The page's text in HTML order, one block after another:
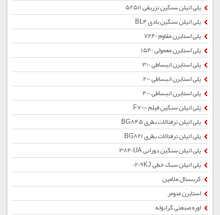
پلی اتیلن سنگین تزریقی 52511
پلی اتیلن سنگین بادی BL4
پلی استایرن مقاوم 7240
پلی استایرن معمولی 1540
پلی استایرن انبساطی 300
پلی استایرن انبساطی 200
پلی استایرن انبساطی 400
پلی اتیلن سنگین فیلم F7000
پلی اتیلن ترفتالات بطری BG845
پلی اتیلن ترفتالات بطری BG821
پلی اتیلن سنگین دورانی 3840UA
پلی اتیلن سبک خطی 0209KJ
کریستال ملامین
استایرن منومر
اوره صنعتی گرانوله